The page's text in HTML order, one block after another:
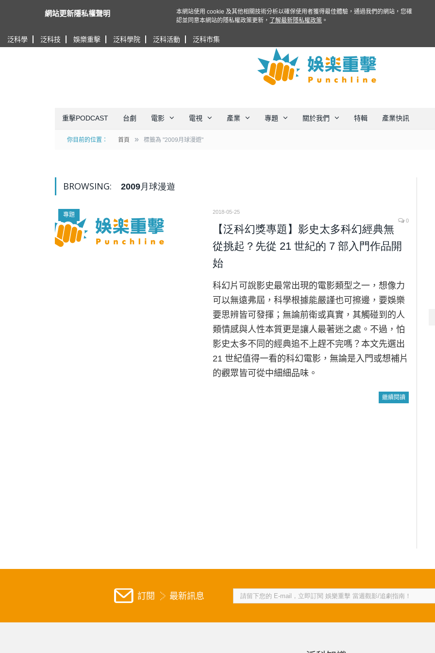
泛科學 泛科技 娛樂重擊 泛科學院 泛科活動 泛科市集
重擊PODCAST 台劇 電影 電視 產業 專題 關於我們 特輯 產業快訊
你目前的位置： 首頁 » 標籤為 "2009月球漫遊"
BROWSING: 2009月球漫遊
專題
2018-05-25
0
【泛科幻獎專題】影史太多科幻經典無
從挑起？先從 21 世紀的 7 部入門作品開
始
科幻片可說影史最常出現的電影類型之一，想像力
可以無遠弗屆，科學根據能嚴謹也可擦邊，要娛樂
要思辨皆可發揮；無論前衛或真實，其觸碰到的人
類情感與人性本質更是讓人最著迷之處。不過，怕
影史太多不同的經典追不上趕不完嗎？本文先選出
21 世紀值得一看的科幻電影，無論是入門或想補片
的觀眾皆可從中細細品味。
繼續閱讀
訂閱 最新訊息
網站更新隱私權聲明
本網站使用 cookie 及其他相關技術分析以確保使用者獲得最佳體驗，通過我們的網站，您確
認並同意本網站的隱私權政策更新，
了解最新隱私權政策 。